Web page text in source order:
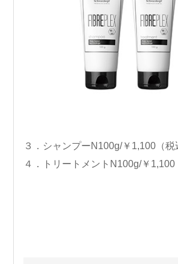
３．シャンプーN100g/￥1,100（税
４．トリートメントN100g/￥1,100